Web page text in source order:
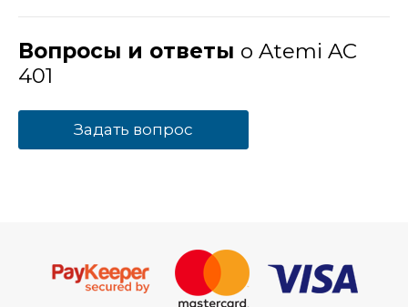
Вопросы и ответы о Atemi AC
401
Задать вопрос